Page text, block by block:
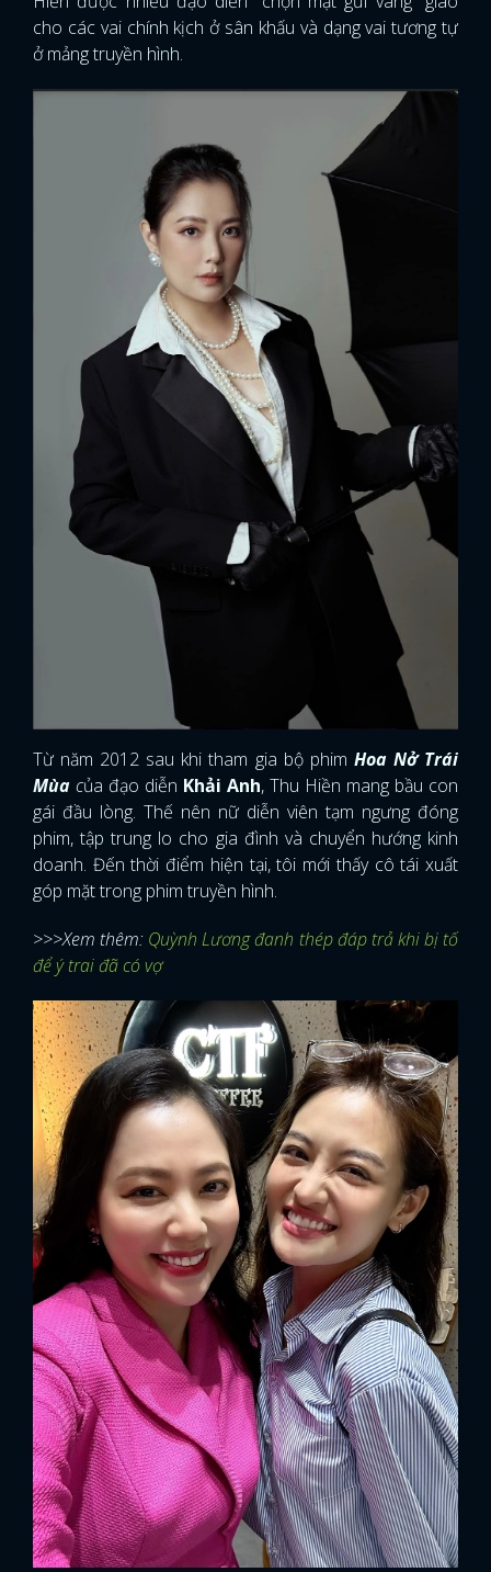
cho các vai chính kịch ở sân khấu và dạng vai tương tự
ở mảng truyền hình.
Từ năm 2012 sau khi tham gia bộ phim Hoa Nở Trái
Mùa của đạo diễn Khải Anh, Thu Hiền mang bầu con
gái đầu lòng. Thế nên nữ diễn viên tạm ngưng đóng
phim, tập trung lo cho gia đình và chuyển hướng kinh
doanh. Đến thời điểm hiện tại, tôi mới thấy cô tái xuất
góp mặt trong phim truyền hình.
>>>Xem thêm: Quỳnh Lương đanh thép đáp trả khi bị tố
để ý trai đã có vợ